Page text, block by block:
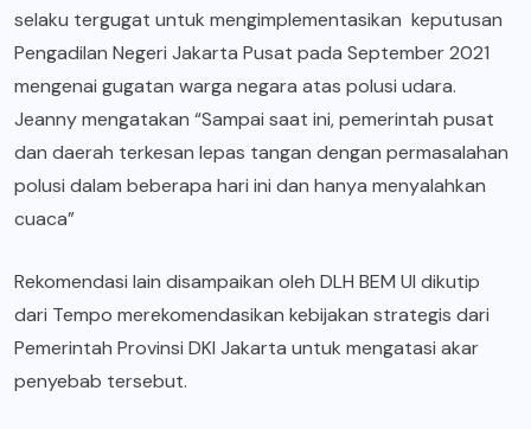
selaku tergugat untuk mengimplementasikan keputusan
Pengadilan Negeri Jakarta Pusat pada September 2021
mengenai gugatan warga negara atas polusi udara.
Jeanny mengatakan “Sampai saat ini, pemerintah pusat
dan daerah terkesan lepas tangan dengan permasalahan
polusi dalam beberapa hari ini dan hanya menyalahkan
cuaca”
Rekomendasi lain disampaikan oleh DLH BEM UI dikutip
dari Tempo merekomendasikan kebijakan strategis dari
Pemerintah Provinsi DKI Jakarta untuk mengatasi akar
penyebab tersebut.